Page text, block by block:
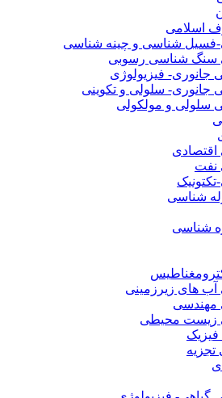
اسلامی
فسیل شناسی و چینه شناسی
سنگ شناسی رسوبی
فیزیولوژی
سلولی و تکوینی
سلولی و مولکولی
نفت
شناسی
شناسی
های زیرزمینی
مهندسی
زیست محیطی